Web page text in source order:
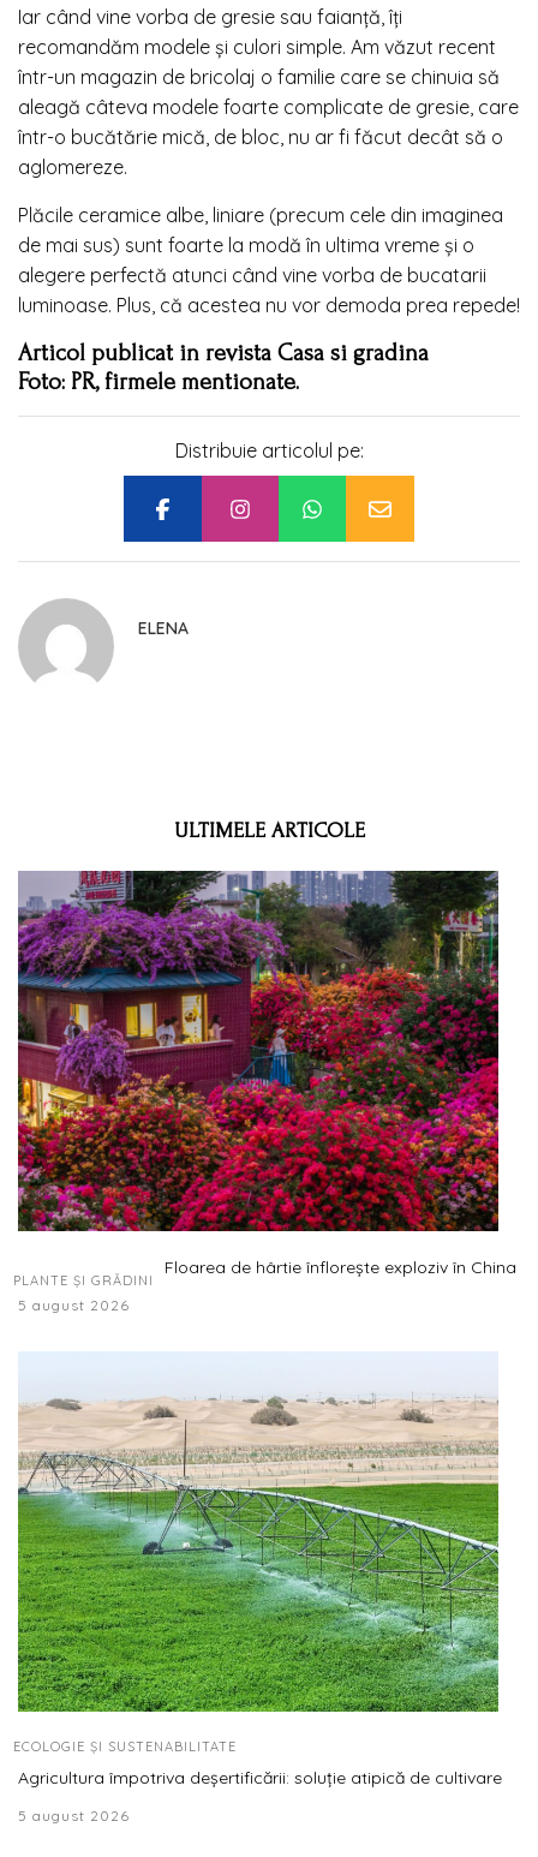
Iar când vine vorba de gresie sau faianță, îți
recomandăm modele și culori simple. Am văzut recent
într-un magazin de bricolaj o familie care se chinuia să
aleagă câteva modele foarte complicate de gresie, care
într-o bucătărie mică, de bloc, nu ar fi făcut decât să o
aglomereze.
Plăcile ceramice albe, liniare (precum cele din imaginea
de mai sus) sunt foarte la modă în ultima vreme și o
alegere perfectă atunci când vine vorba de bucatarii
luminoase. Plus, că acestea nu vor demoda prea repede!
Articol publicat in revista Casa si gradina
Foto: PR, firmele mentionate.
Distribuie articolul pe:
ELENA
ULTIMELE ARTICOLE
PLANTE ȘI GRĂDINI
Floarea de hârtie înflorește exploziv în China
5 august 2026
ECOLOGIE ȘI SUSTENABILITATE
Agricultura împotriva deșertificării: soluție atipică de cultivare
5 august 2026